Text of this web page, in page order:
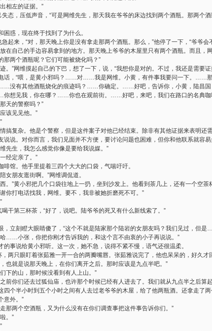
相左的证据。”
失态，压低声音，“可是网维先生，那天我在爷爷的床边找到两个酒瓶。那两个
惑，现在终于找到了为什么。
起来，“对，那天晚上你是没有拿走那两个酒瓶。那么，”他停了一下，“爷爷
在自己的手边容易拿到的地方。那天晚上爷爷的木屋里只有两个酒瓶。而且，
那两个酒瓶呢？它们可能被烧化吗？”
。”网维摸起自己的下巴，想了一下，说，“我想你是对的。不过，我还是需要
话，“喂，是黄小邪吗？……对……我是网维。小黄，有件事我要问一下。……
没有其他酒瓶烧化的痕迹吗？……你确定。……好吧，告诉你，小黄，陆昌国
想见我，你在哪？……你也在观前街。……好吧，来吧，我们在路口的名典咖
天的警察吗？”
该见见他。”
搞复杂。他是个警察，但是这件案子对他已经结束。除非有其他证据来表明还
说说。对你而言，我们见面并不方便，要讨论问题也困难，但你和他联系就容易
先生，我怎么感觉你像是要给我说媒。”
经定亲了。”
馆。他手里提着三四个大大的口袋，气喘吁吁。
女朋友逛街啊。”网维调侃道。
。”黄小邪把几个口袋往地上一扔，坐到沙发上。他看到茶几上，还有一个空茶
你打电话找我，网维。要不，我非被她折磨死不可。”
干第三杯茶，“好了，说吧。陆爷爷的死又有什么新线索了。”
，立刻瞪大眼睛傻了，“这个不就是陆家那个陆岩的女朋友吗？我们见过，但
……小张，你把你刚才告诉我的，和这个言不由衷的小子再说说。”
事说给黄小邪听。这一次，她不急，说得不紧不慢，语气还很温柔。
两只眼盯着张茹雅一开一合的两瓣嘴唇。张茹雅说完了，他也呆呆的，好久才
也就是说那天晚上，在你们离开之后。那时应该是九点半吧。”
下的山，那时候没看到有人上山。”
前你们还去过狐仙庙，也许那个时候已经有人进去了。我们就从九点半之后算
四个半小时到五个小时之间有人去过老爷爷的木屋，给了他两瓶酒。还拿走了
意外。”
那两个空酒瓶，又为什么没有在你们调查事把这件事告诉你们。”
。”